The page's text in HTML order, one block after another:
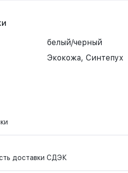
белый/черный
Экокожа, Синтепух
доставки СДЭК